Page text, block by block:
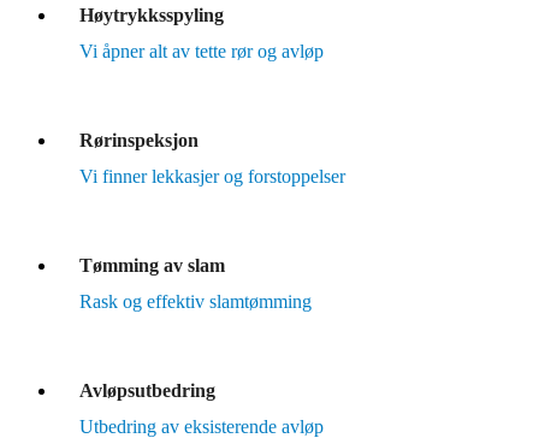
Høytrykksspyling
Vi åpner alt av tette rør og avløp
Rørinspeksjon
Vi finner lekkasjer og forstoppelser
Tømming av slam
Rask og effektiv slamtømming
Avløpsutbedring
Utbedring av eksisterende avløp